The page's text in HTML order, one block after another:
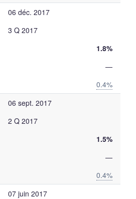
06 déc. 2017
3 Q 2017
1.8%
—
0.4%
06 sept. 2017
2 Q 2017
1.5%
—
0.4%
07 juin 2017